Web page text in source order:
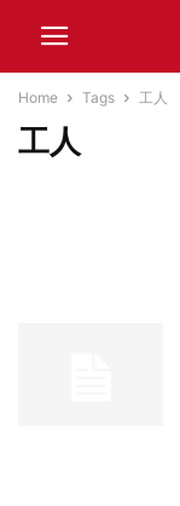
Home Tags 工人
工人